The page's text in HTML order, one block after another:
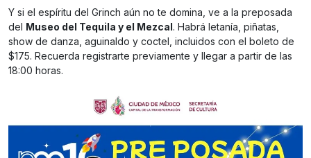
Y si el espíritu del Grinch aún no te domina, ve a la preposada
del Museo del Tequila y el Mezcal. Habrá letanía, piñatas,
show de danza, aguinaldo y coctel, incluidos con el boleto de
$175. Recuerda registrarte previamente y llegar a partir de las
18:00 horas.